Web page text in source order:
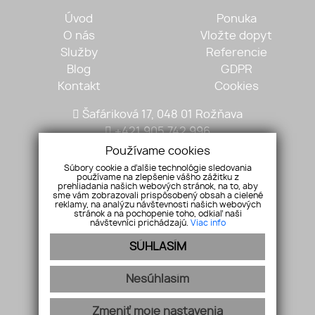
Úvod
O nás
Služby
Blog
Kontakt
Ponuka
Vložte dopyt
Referencie
GDPR
Cookies
Šafáriková 17, 048 01 Rožňava
+421 905 742 996
mariantobisz@gmail.com
Pridajte si nás
Používame cookies
Súbory cookie a ďalšie technológie sledovania
používame na zlepšenie vášho zážitku z
prehliadania našich webových stránok, na to, aby
sme vám zobrazovali prispôsobený obsah a cielené
reklamy, na analýzu návštevnosti našich webových
stránok a na pochopenie toho, odkiaľ naši
návštevníci prichádzajú. Viac info
SÚHLASÍM
Nesúhlasím
Zmeniť moje nastavenia